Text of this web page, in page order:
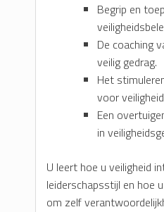
Begrip en
De coaching
veilig gedrag.
Het
voor
Een
in
U leert hoe u veiligheid
leiderschapsstijl en hoe
om zelf